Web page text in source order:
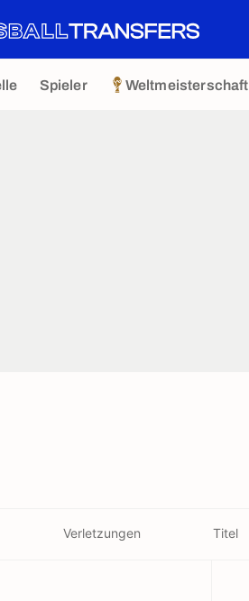
Spieler Weltmeisterschaft
Verletzungen Titel